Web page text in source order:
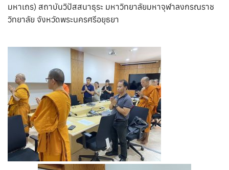
มหาเถร) สถาบันวิปัสสนาธุระ มหาวิทยาลัยมหาจุฬาลงกรณราช
วิทยาลัย จังหวัดพระนครศรีอยุธยา